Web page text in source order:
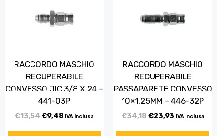
RACCORDO MASCHIO
RECUPERABILE
CONVESSO JIC 3/8 X 24 –
441-03P
€13,54€9,48 IVA inclusa
RACCORDO MASCHIO
RECUPERABILE
PASSAPARETE CONVESS0
10×1,25MM – 446-32P
€34,18€23,93 IVA inclusa